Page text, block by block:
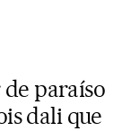
paraíso
dali que